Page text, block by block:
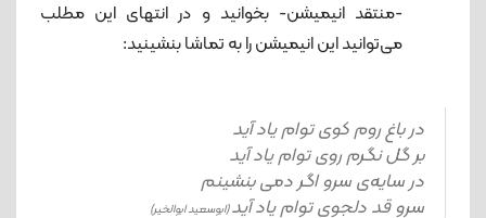
-منتقد انیمیشن- بخوانید و در انتهای این مطلب
می‌توانید این انیمیشن را به تماشا بنشینید:
در باغ روم کوی توام یاد آید
بر گل نگرم روی توام یاد آید
در سایه‌ی سرو اگر دمی بنشینم
سرو قد دلجوی توام یاد آید(ابوسعید ابوالخیر)